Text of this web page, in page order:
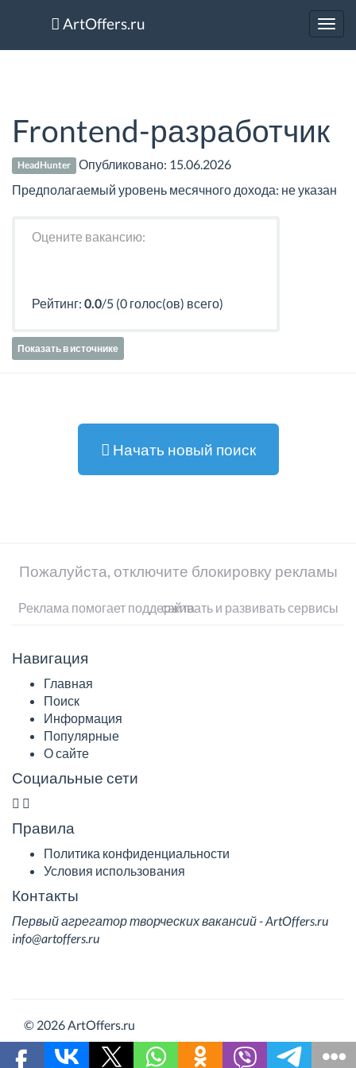
ArtOffers.ru
Frontend-разработчик
HeadHunter Опубликовано: 15.06.2026
Предполагаемый уровень месячного дохода: не указан
Оцените вакансию:
Рейтинг: 0.0/5 (0 голос(ов) всего)
Показать в источнике
Начать новый поиск
Пожалуйста, отключите блокировку рекламы
Реклама помогает поддерживать и развивать сервисы сайта
Навигация
Главная
Поиск
Информация
Популярные
О сайте
Социальные сети
Правила
Политика конфиденциальности
Условия использования
Контакты
Первый агрегатор творческих вакансий - ArtOffers.ru
info@artoffers.ru
© 2026 ArtOffers.ru